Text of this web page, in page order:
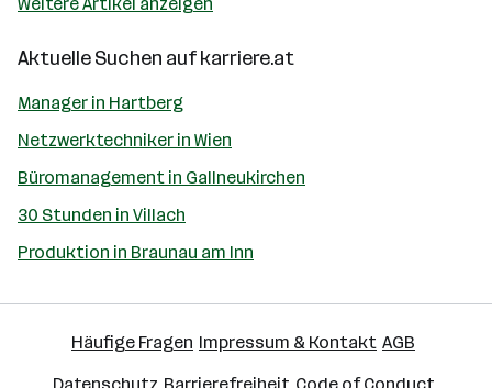
Aktuelle Suchen aufkarriere.at
Manager in Hartberg
Netzwerktechniker in Wien
Büromanagement in Gallneukirchen
30 Stunden in Villach
Produktion in Braunau am Inn
Häufige Fragen Impressum & Kontakt AGB